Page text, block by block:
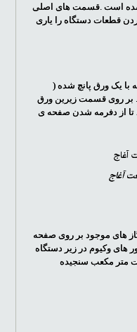
است .قسمت های اصلی
قطعات دستگاه را یاری
یک ورق پانچ شده (
روی قسمت زیرین ورق
تا از دفرمه شدن صفحه ی
آغاج
های موجود بر روی صفحه
های وکیوم در زیر دستگاه
متر مکعب سنجیده